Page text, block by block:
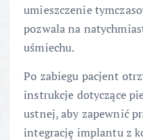
umieszczenie
pozwala na
uśmiechu.
Po zabiegu pacjent
instrukcje dotyczące
ustnej, aby zapewnić
integrację implantu z